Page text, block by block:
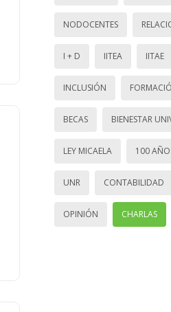
NODOCENTES
I + D IITEA IITAE
INCLUSIÓN
BECAS BIENESTAR
LEY MICAELA 100
UNR CONTABILIDAD
OPINIÓN CHARLAS